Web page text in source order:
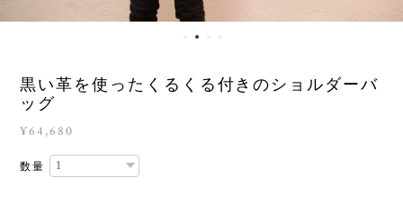
黒い革を使ったくるくる付きのショルダーバ
ッグ
¥64,680
数量